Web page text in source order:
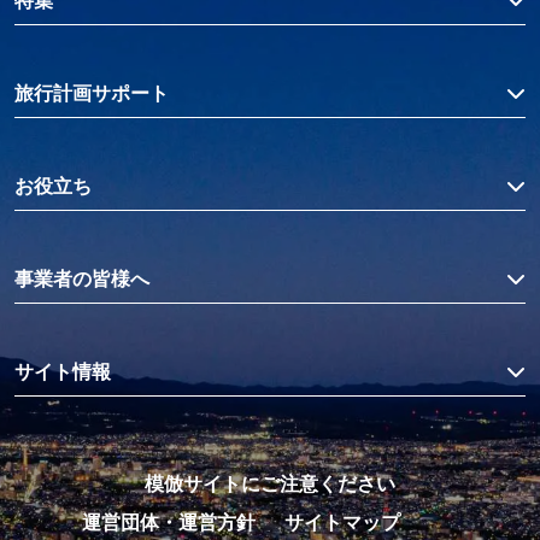
旅行計画サポート
お役立ち
事業者の皆様へ
サイト情報
模倣サイトにご注意ください
運営団体・運営方針
サイトマップ